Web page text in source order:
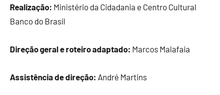
Realização: Ministério da Cidadania e Centro Cultural
Banco do Brasil
Direção geral e roteiro adaptado: Marcos Malafaia
Assistência de direção: André Martins